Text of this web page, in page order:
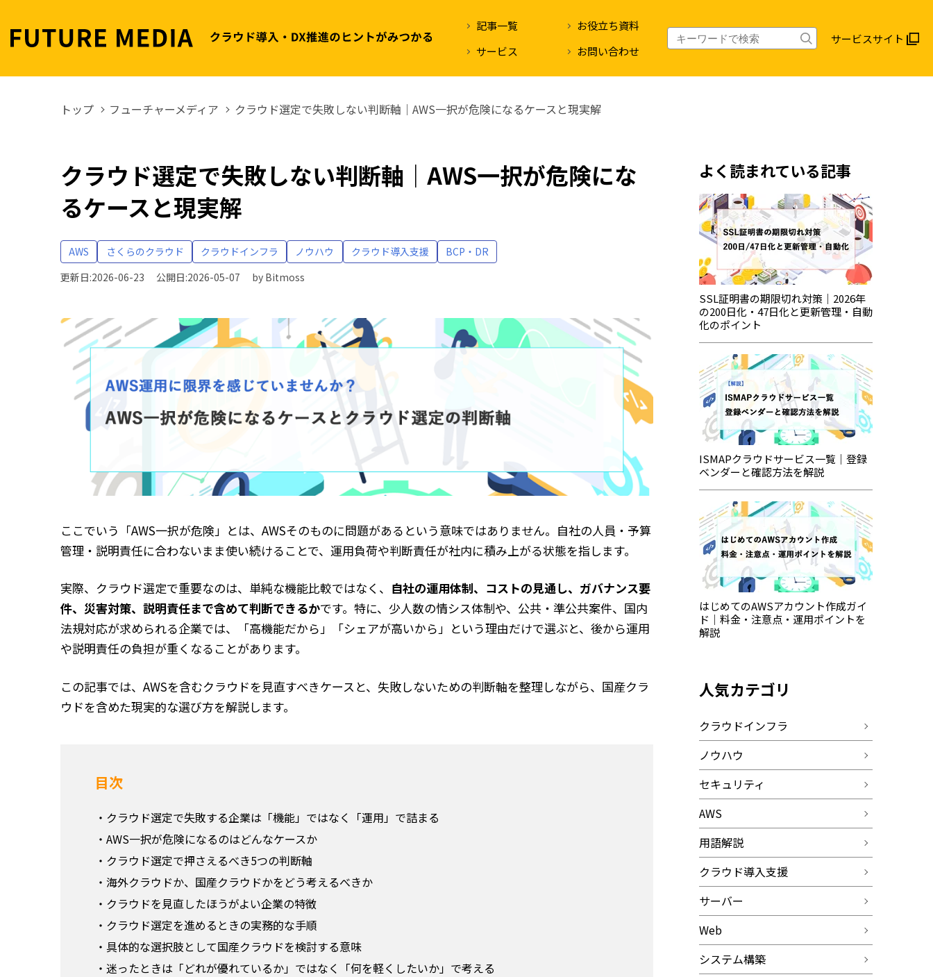
記事一覧
お役立ち資料
サービス
お問い合わせ
サービスサイト
トップ フューチャーメディア クラウド選定で失敗しない判断軸｜AWS一択が危険になるケースと現実解
クラウド選定で失敗しない判断軸｜AWS一択が危険にな
るケースと現実解
AWS さくらのクラウド クラウドインフラ ノウハウ クラウド導入支援
BCP・DR
更新日:2026-06-23
公開日:2026-05-07 by Bitmoss
ここでいう「AWS一択が危険」とは、AWSそのものに問題があるという意味ではありません。自社の人員・予算
管理・説明責任に合わないまま使い続けることで、運用負荷や判断責任が社内に積み上がる状態を指します。
実際、クラウド選定で重要なのは、単純な機能比較ではなく、 自社の運用体制、コストの見通し、ガバナンス要
件、災害対策、説明責任まで含めて判断できるかです。特に、少人数の情シス体制や、公共・準公共案件、国内
法規対応が求められる企業では、「高機能だから」「シェアが高いから」という理由だけで選ぶと、後から運用
や説明責任の負担が重くなることがあります。
この記事では、AWSを含むクラウドを見直すべきケースと、失敗しないための判断軸を整理しながら、国産クラ
ウドを含めた現実的な選び方を解説します。
目次
クラウド選定で失敗する企業は「機能」ではなく「運用」で詰まる
AWS一択が危険になるのはどんなケースか
クラウド選定で押さえるべき5つの判断軸
海外クラウドか、国産クラウドかをどう考えるべきか
クラウドを見直したほうがよい企業の特徴
クラウド選定を進めるときの実務的な手順
具体的な選択肢として国産クラウドを検討する意味
迷ったときは「どれが優れているか」ではなく「何を軽くしたいか」で考える
よく読まれている記事
SSL証明書の期限切れ対策｜2026年
の200日化・47日化と更新管理・自動
化のポイント
ISMAPクラウドサービス一覧｜登録
ベンダーと確認方法を解説
はじめてのAWSアカウント作成ガイ
ド｜料金・注意点・運用ポイントを
解説
人気カテゴリ
クラウドインフラ
ノウハウ
セキュリティ
AWS
用語解説
クラウド導入支援
サーバー
Web
システム構築